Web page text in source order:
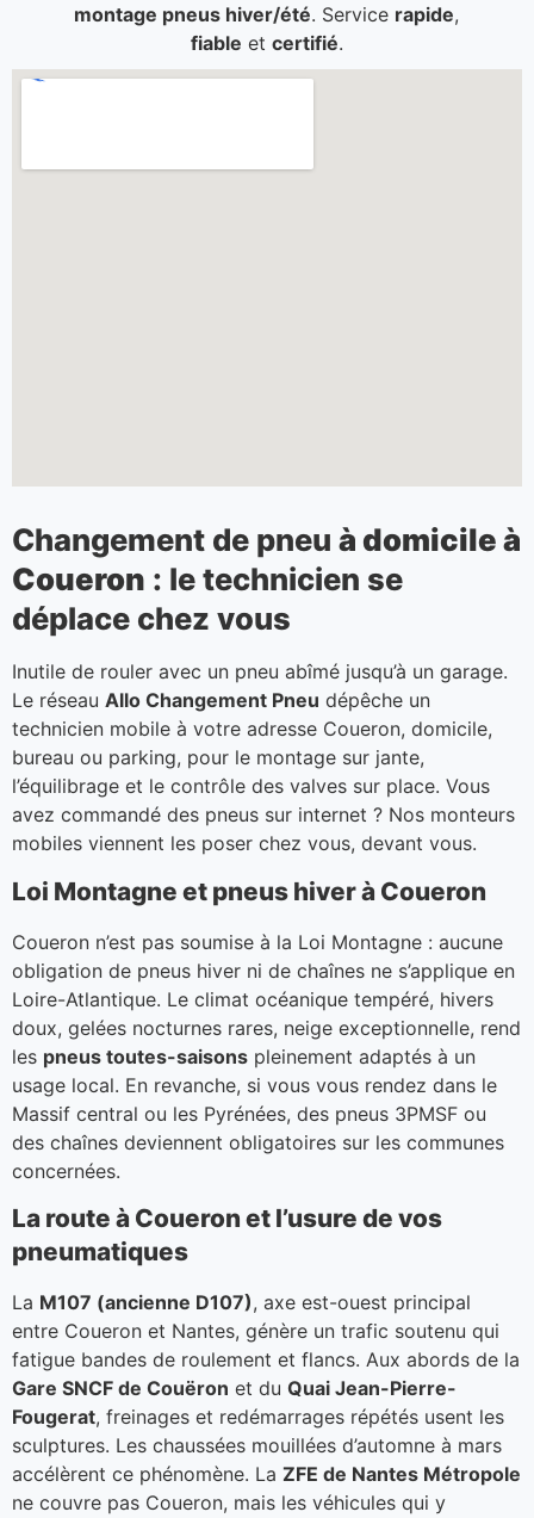
montage pneus hiver/été. Service rapide,
fiable et certifié.
Changement de pneu à domicile à
Coueron : le technicien se
déplace chez vous
Inutile de rouler avec un pneu abîmé jusqu’à un garage.
Le réseau Allo Changement Pneu dépêche un
technicien mobile à votre adresse Coueron, domicile,
bureau ou parking, pour le montage sur jante,
l’équilibrage et le contrôle des valves sur place. Vous
avez commandé des pneus sur internet ? Nos monteurs
mobiles viennent les poser chez vous, devant vous.
Loi Montagne et pneus hiver à Coueron
Coueron n’est pas soumise à la Loi Montagne : aucune
obligation de pneus hiver ni de chaînes ne s’applique en
Loire-Atlantique. Le climat océanique tempéré, hivers
doux, gelées nocturnes rares, neige exceptionnelle, rend
les pneus toutes-saisons pleinement adaptés à un
usage local. En revanche, si vous vous rendez dans le
Massif central ou les Pyrénées, des pneus 3PMSF ou
des chaînes deviennent obligatoires sur les communes
concernées.
La route à Coueron et l’usure de vos
pneumatiques
La M107 (ancienne D107), axe est-ouest principal
entre Coueron et Nantes, génère un trafic soutenu qui
fatigue bandes de roulement et flancs. Aux abords de la
Gare SNCF de Couëron et du Quai Jean-Pierre-
Fougerat, freinages et redémarrages répétés usent les
sculptures. Les chaussées mouillées d’automne à mars
accélèrent ce phénomène. La ZFE de Nantes Métropole
ne couvre pas Coueron, mais les véhicules qui y